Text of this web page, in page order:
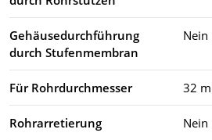
Gehäusedurchführung
durch Stufenmembran
Nein
Für Rohrdurchmesser 32
Rohrarretierung Nein